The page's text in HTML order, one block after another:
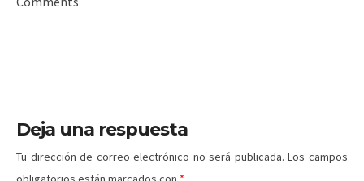
Deja una respuesta
Tu dirección de correo electrónico no será publicada. Los campos